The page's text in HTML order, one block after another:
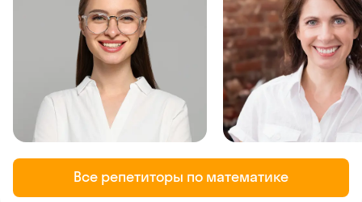
Все репетиторы по математике